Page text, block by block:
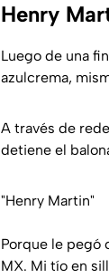
Henry
Luego de una
azulcrema,
A través de
detiene el
"Henry Martin"
Porque le pegó
MX. Mi tío en